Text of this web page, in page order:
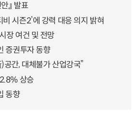
』 발표
비 시즌2’에 강력 대응 의지 밝혀
장 여건 및 전망
증권투자 동향
간, 대체불가 산업강국”
상승
동향